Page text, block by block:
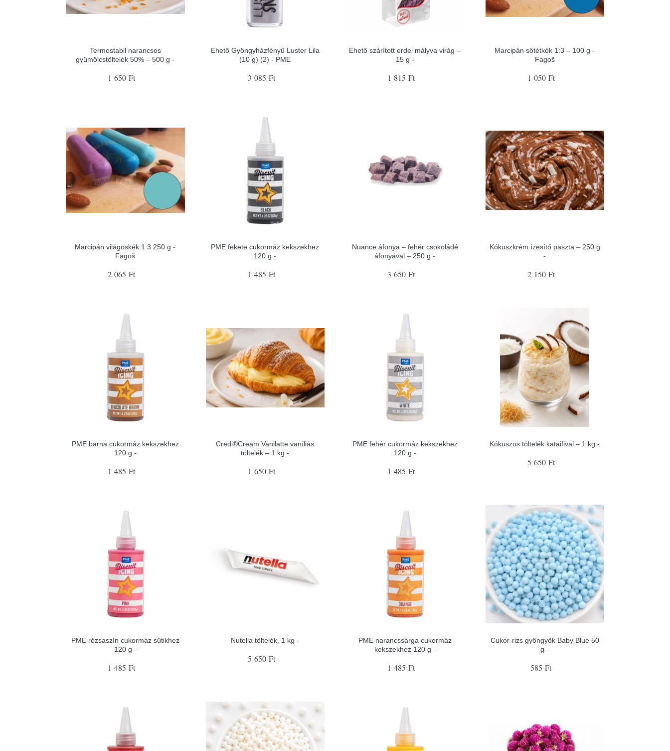
Termostabil narancsos
gyümölcstöltelék 50% – 500 g -
1 650 Ft
Ehető Gyöngyházfényű Luster Lila
(10 g) (2) - PME
3 085 Ft
Ehető szárított erdei mályva virág –
15 g -
1 815 Ft
Marcipán sötétkék 1:3 – 100 g -
Fagoš
1 050 Ft
Marcipán világoskék 1:3 250 g -
Fagoš
2 065 Ft
PME fekete cukormáz kekszekhez
120 g -
1 485 Ft
Nuance áfonya – fehér csokoládé
áfonyával – 250 g -
3 650 Ft
Kókuszkrém ízesítő paszta – 250 g
-
2 150 Ft
PME barna cukormáz kekszekhez
120 g -
1 485 Ft
Credi®Cream Vanilatte vaníliás
töltelék – 1 kg -
1 650 Ft
PME fehér cukormáz kekszekhez
120 g -
1 485 Ft
Kókuszos töltelék kataifival – 1 kg -
5 650 Ft
PME rózsaszín cukormáz sütikhez
120 g -
1 485 Ft
Nutella töltelék, 1 kg -
5 650 Ft
PME narancssárga cukormáz
kekszekhez 120 g -
1 485 Ft
Cukor-rizs gyöngyök Baby Blue 50
g -
585 Ft